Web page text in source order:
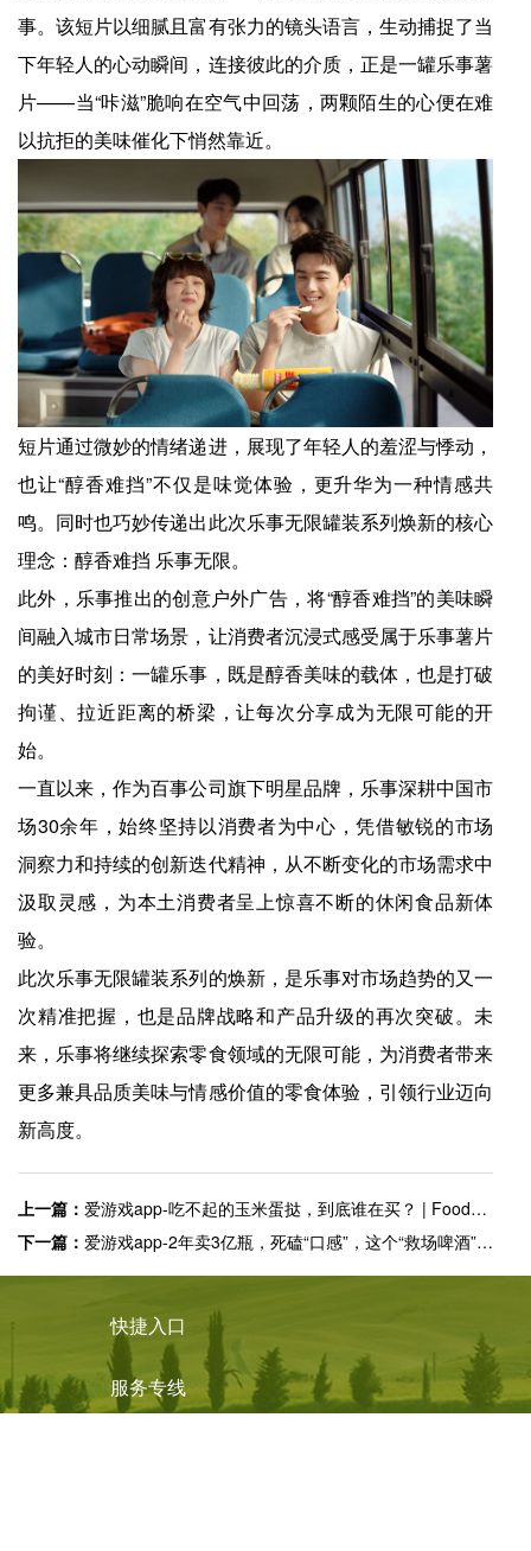
事。该短片以细腻且富有张力的镜头语言，生动捕捉了当
下年轻人的心动瞬间，连接彼此的介质，正是一罐乐事薯
片——当“咔滋”脆响在空气中回荡，两颗陌生的心便在难
以抗拒的美味催化下悄然靠近。
短片通过微妙的情绪递进，展现了年轻人的羞涩与悸动，
也让“醇香难挡”不仅是味觉体验，更升华为一种情感共
鸣。同时也巧妙传递出此次乐事无限罐装系列焕新的核心
理念：醇香难挡 乐事无限。
此外，乐事推出的创意户外广告，将“醇香难挡”的美味瞬
间融入城市日常场景，让消费者沉浸式感受属于乐事薯片
的美好时刻：一罐乐事，既是醇香美味的载体，也是打破
拘谨、拉近距离的桥梁，让每次分享成为无限可能的开
始。
一直以来，作为百事公司旗下明星品牌，乐事深耕中国市
场30余年，始终坚持以消费者为中心，凭借敏锐的市场
洞察力和持续的创新迭代精神，从不断变化的市场需求中
汲取灵感，为本土消费者呈上惊喜不断的休闲食品新体
验。
此次乐事无限罐装系列的焕新，是乐事对市场趋势的又一
次精准把握，也是品牌战略和产品升级的再次突破。未
来，乐事将继续探索零食领域的无限可能，为消费者带来
更多兼具品质美味与情感价值的零食体验，引领行业迈向
新高度。
上一篇： 爱游戏app-吃不起的玉米蛋挞，到底谁在买？ | Foodailyÿ��ʳƷ
下一篇： 爱游戏app-2年卖3亿瓶，死磕“口感”，这个“救场啤酒”被麒麟卖成销冠 | Foodailyÿ��ʳƷ
快捷入口
服务专线
4008-877-888